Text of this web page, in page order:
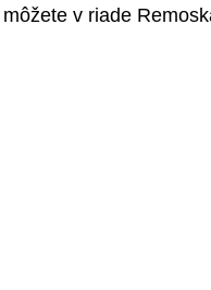
v riade